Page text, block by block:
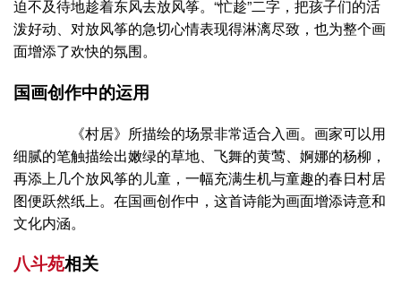
迫不及待地趁着东风去放风筝。“忙趁”二字，把孩子们的活
泼好动、对放风筝的急切心情表现得淋漓尽致，也为整个画
面增添了欢快的氛围。
国画创作中的运用
《村居》所描绘的场景非常适合入画。画家可以用
细腻的笔触描绘出嫩绿的草地、飞舞的黄莺、婀娜的杨柳，
再添上几个放风筝的儿童，一幅充满生机与童趣的春日村居
图便跃然纸上。在国画创作中，这首诗能为画面增添诗意和
文化内涵。
八斗苑相关